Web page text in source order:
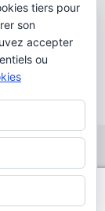
tiers pour
son
accepter
ou